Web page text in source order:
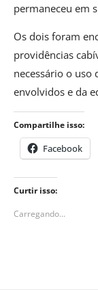
permaneceu em
Os dois foram
providências
necessário o uso
envolvidos e da
Compartilhe isso:
Facebook
Curtir isso:
Carregando...